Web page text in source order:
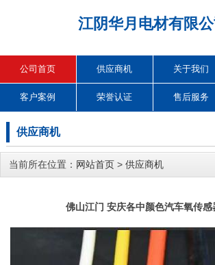
江阴华月电材有限公
公司首页 供应商机 关于我们
客户案例 荣誉认证 售后服务
供应商机
当前所在位置： 网站首页 > 供应商机
佛山江门 安庆各中颜色汽车氧传感